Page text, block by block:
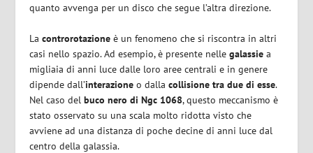
quanto avvenga per un disco che segue l’altra direzione.
La controrotazione è un fenomeno che si riscontra in altri
casi nello spazio. Ad esempio, è presente nellegalassie a
migliaia di anni luce dalle loro aree centrali e in genere
dipende dall’interazione o dallacollisione tra due di esse.
Nel caso del buco nero di Ngc 1068, questo meccanismo è
stato osservato su una scala molto ridotta visto che
avviene ad una distanza di poche decine di anni luce dal
centro della galassia.